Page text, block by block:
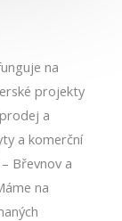
na
projekty
a
a komerční
Břevnov a
na